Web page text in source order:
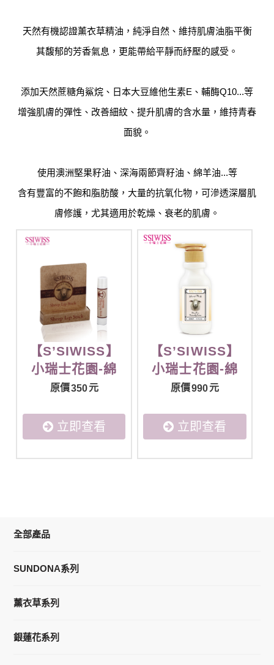
全部產品
SUNDONA系列
薰衣草系列
銀蓮花系列
​​天然​​​​​有機認證薰衣草精油，純淨自然、維持肌膚油脂平衡
其馥郁的芳香氣息，更能帶給平靜而紓壓的感受。
​添加​​​​​​天然蔗糖角鯊烷、日本大豆維他生素E、輔酶Q10...等
增強肌膚的彈性、改善細紋、提升肌膚的含水量，維持青春
面貌。
使用澳洲堅果籽油、深海兩節齊籽油、綿羊油...等
含有豐富的不飽和脂肪酸，大量的抗氧化物，可滲透深層肌
膚修護，尤其適用於乾燥、衰老的肌膚。
【S’SIWISS】
小瑞士花園-綿
羊純淨護唇膏
原價350元
立即查看
【S’SIWISS】
小瑞士花園-綿
羊純淨乳液
原價990元
立即查看